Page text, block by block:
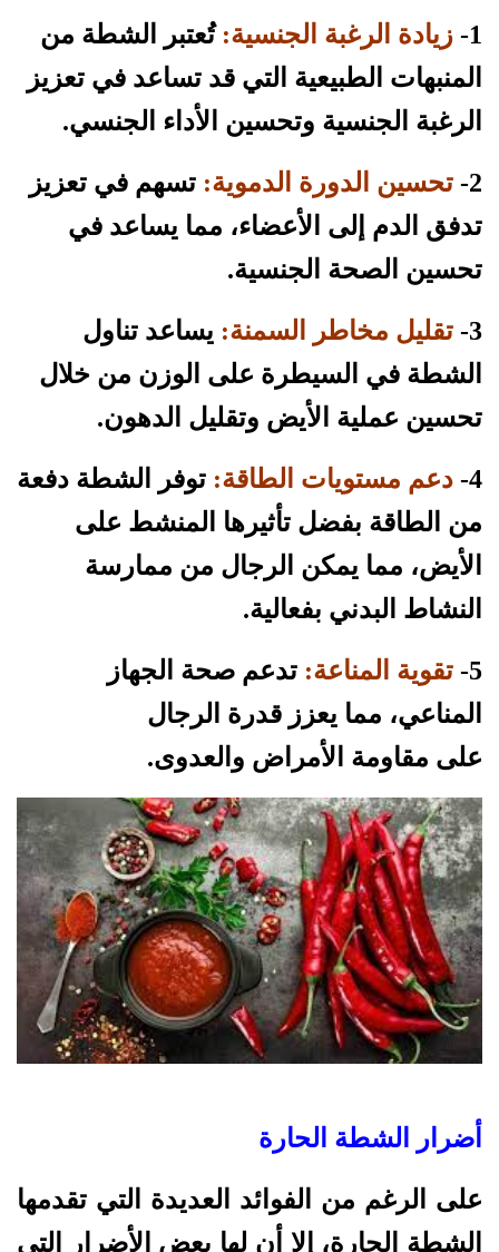
1- زيادة الرغبة الجنسية: تُعتبر الشطة من
المنبهات الطبيعية التي قد تساعد في تعزيز
الرغبة الجنسية وتحسين الأداء الجنسي.
2- تحسين الدورة الدموية: تسهم في تعزيز
تدفق الدم إلى الأعضاء، مما يساعد في
تحسين الصحة الجنسية.
3- تقليل مخاطر السمنة: يساعد تناول
الشطة في السيطرة على الوزن من خلال
تحسين عملية الأيض وتقليل الدهون.
4- دعم مستويات الطاقة: توفر الشطة دفعة
من الطاقة بفضل تأثيرها المنشط على
الأيض، مما يمكن الرجال من ممارسة
النشاط البدني بفعالية.
5- تقوية المناعة: تدعم صحة الجهاز
المناعي، مما يعزز قدرة الرجال
على مقاومة الأمراض والعدوى.
أضرار الشطة الحارة
على الرغم من الفوائد العديدة التي تقدمها
الشطة الحارة، إلا أن لها بعض الأضرار التي